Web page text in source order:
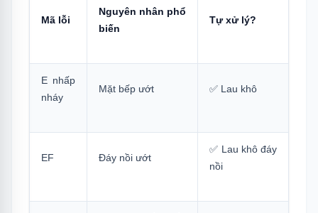
Mã lỗi
Nguyên nhân phổ
biến
Tự xử lý?
E nhấp
nháy
Mặt bếp ướt ✅ Lau khô
EF Đáy nồi ướt
✅ Lau khô đáy
nồi